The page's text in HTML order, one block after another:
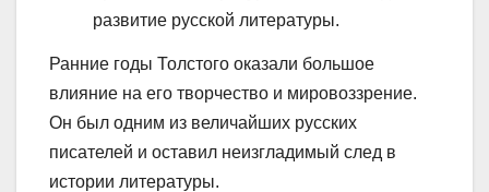
развитие русской литературы.
Ранние годы Толстого оказали большое
влияние на его творчество и мировоззрение.
Он был одним из величайших русских
писателей и оставил неизгладимый след в
истории литературы.